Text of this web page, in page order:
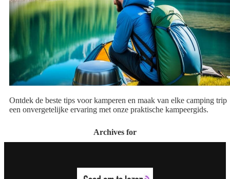
Ontdek de beste tips voor kamperen en maak van elke camping trip
een onvergetelijke ervaring met onze praktische kampeergids.
Archives for